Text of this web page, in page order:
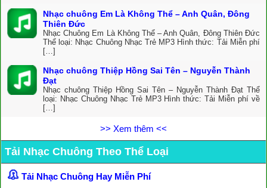
Nhạc chuông Em Là Không Thể – Anh Quân, Đông
Thiên Đức
Nhạc Chuông Em Là Không Thể – Anh Quân, Đông Thiên Đức
Thể loại: Nhạc Chuông Nhạc Trẻ MP3 Hình thức: Tải Miễn phí
[…]
Nhạc chuông Thiệp Hồng Sai Tên – Nguyễn Thành
Đạt
Nhạc chuông Thiệp Hồng Sai Tên – Nguyễn Thành Đạt Thể
loại: Nhạc Chuông Nhạc Trẻ MP3 Hình thức: Tải Miễn phí về
[…]
>> Xem thêm <<
Tải Nhạc Chuông Theo Thể Loại
Tải Nhạc Chuông Hay Miễn Phí